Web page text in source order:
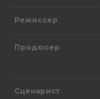
Режиссер
Продюсер
Сценарист